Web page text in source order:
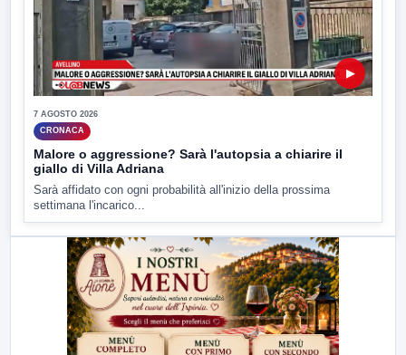
▶
7 AGOSTO 2026
CRONACA
Malore o aggressione? Sarà l'autopsia a chiarire il
giallo di Villa Adriana
Sarà affidato con ogni probabilità all'inizio della prossima
settimana l'incarico...